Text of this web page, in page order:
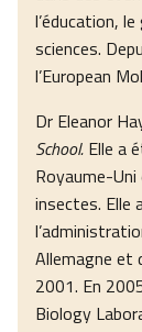
l’éducation,
sciences.
l’European
Dr Eleanor
School. Elle a
Royaume-
insectes. Elle
Allemagne et
2001. En
Biology